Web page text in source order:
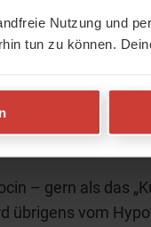
Nutzung und
tun zu können.
Hormonwelt
Kuschel-
– gern als das
übrigens vom